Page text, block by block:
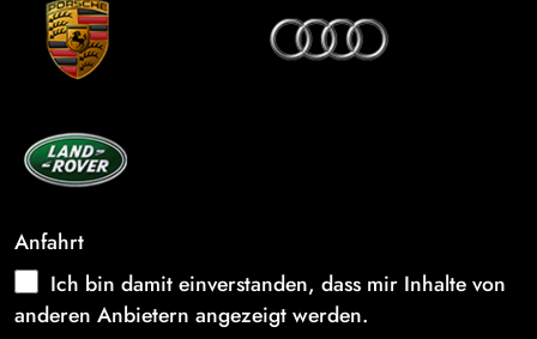
Anfahrt
Ich bin damit einverstanden, dass mir Inhalte von
anderen Anbietern angezeigt werden.